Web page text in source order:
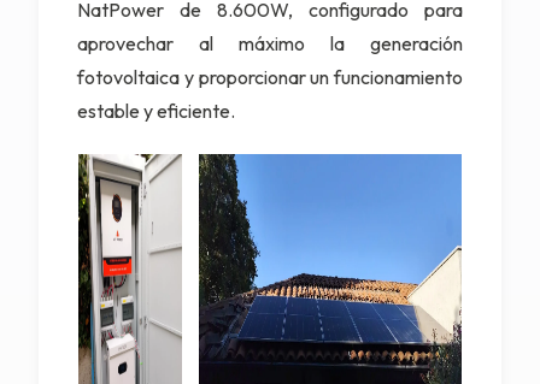
NatPower de 8.600W, configurado para
aprovechar al máximo la generación
fotovoltaica y proporcionar un funcionamiento
estable y eficiente.